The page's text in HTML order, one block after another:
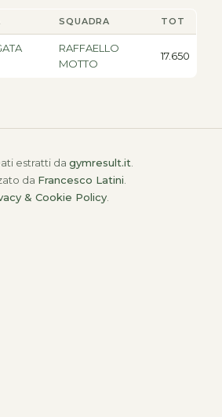
SQUADRA TOT
RAFFAELLO
MOTTO
17.650
estratti da gymresult.it
da Francesco Latini
& Cookie Policy